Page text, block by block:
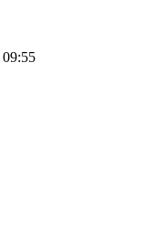
09:55